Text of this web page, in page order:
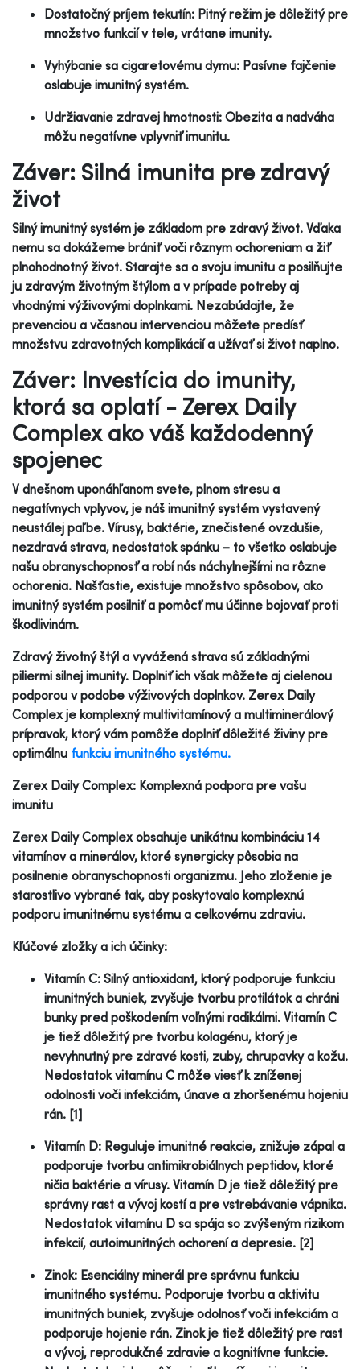
Dostatočný príjem tekutín: Pitný režim je dôležitý pre
množstvo funkcií v tele, vrátane imunity.
Vyhýbanie sa cigaretovému dymu: Pasívne fajčenie
oslabuje imunitný systém.
Udržiavanie zdravej hmotnosti: Obezita a nadváha
môžu negatívne vplyvniť imunitu.
Záver: Silná imunita pre zdravý
život
Silný imunitný systém je základom pre zdravý život. Vďaka
nemu sa dokážeme brániť voči rôznym ochoreniam a žiť
plnohodnotný život. Starajte sa o svoju imunitu a posilňujte
ju zdravým životným štýlom a v prípade potreby aj
vhodnými výživovými doplnkami. Nezabúdajte, že
prevenciou a včasnou intervenciou môžete predísť
množstvu zdravotných komplikácií a užívať si život naplno.
Záver: Investícia do imunity,
ktorá sa oplatí - Zerex Daily
Complex ako váš každodenný
spojenec
V dnešnom uponáhľanom svete, plnom stresu a
negatívnych vplyvov, je náš imunitný systém vystavený
neustálej paľbe. Vírusy, baktérie, znečistené ovzdušie,
nezdravá strava, nedostatok spánku – to všetko oslabuje
našu obranyschopnosť a robí nás náchylnejšími na rôzne
ochorenia. Našťastie, existuje množstvo spôsobov, ako
imunitný systém posilniť a pomôcť mu účinne bojovať proti
škodlivinám.
Zdravý životný štýl a vyvážená strava sú základnými
piliermi silnej imunity. Doplniť ich však môžete aj cielenou
podporou v podobe výživových doplnkov. Zerex Daily
Complex je komplexný multivitamínový a multiminerálový
prípravok, ktorý vám pomôže doplniť dôležité živiny pre
optimálnu funkciu imunitného systému.
Zerex Daily Complex: Komplexná podpora pre vašu
imunitu
Zerex Daily Complex obsahuje unikátnu kombináciu 14
vitamínov a minerálov, ktoré synergicky pôsobia na
posilnenie obranyschopnosti organizmu. Jeho zloženie je
starostlivo vybrané tak, aby poskytovalo komplexnú
podporu imunitnému systému a celkovému zdraviu.
Kľúčové zložky a ich účinky:
Vitamín C: Silný antioxidant, ktorý podporuje funkciu
imunitných buniek, zvyšuje tvorbu protilátok a chráni
bunky pred poškodením voľnými radikálmi. Vitamín C
je tiež dôležitý pre tvorbu kolagénu, ktorý je
nevyhnutný pre zdravé kosti, zuby, chrupavky a kožu.
Nedostatok vitamínu C môže viesť k zníženej
odolnosti voči infekciám, únave a zhoršenému hojeniu
rán. [1]
Vitamín D: Reguluje imunitné reakcie, znižuje zápal a
podporuje tvorbu antimikrobiálnych peptidov, ktoré
ničia baktérie a vírusy. Vitamín D je tiež dôležitý pre
správny rast a vývoj kostí a pre vstrebávanie vápnika.
Nedostatok vitamínu D sa spája so zvýšeným rizikom
infekcií, autoimunitných ochorení a depresie. [2]
Zinok: Esenciálny minerál pre správnu funkciu
imunitného systému. Podporuje tvorbu a aktivitu
imunitných buniek, zvyšuje odolnosť voči infekciám a
podporuje hojenie rán. Zinok je tiež dôležitý pre rast
a vývoj, reprodukčné zdravie a kognitívne funkcie.